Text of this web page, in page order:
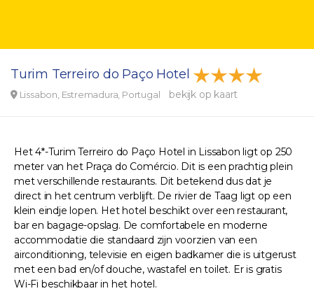
Turim Terreiro do Paço Hotel
Lissabon, Estremadura, Portugal bekijk op kaart
Het 4*-Turim Terreiro do Paço Hotel in Lissabon ligt op 250
meter van het Praça do Comércio. Dit is een prachtig plein
met verschillende restaurants. Dit betekend dus dat je
direct in het centrum verblijft. De rivier de Taag ligt op een
klein eindje lopen. Het hotel beschikt over een restaurant,
bar en bagage-opslag. De comfortabele en moderne
accommodatie die standaard zijn voorzien van een
airconditioning, televisie en eigen badkamer die is uitgerust
met een bad en/of douche, wastafel en toilet. Er is gratis
Wi-Fi beschikbaar in het hotel.